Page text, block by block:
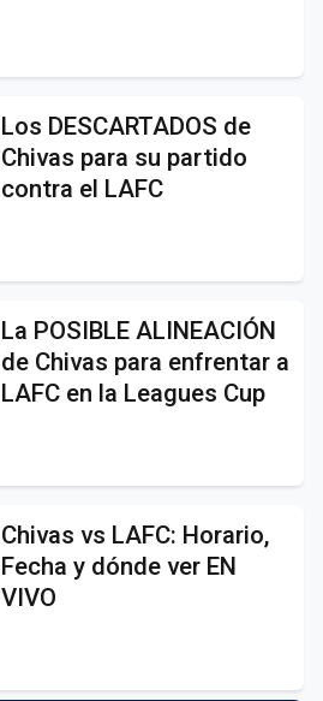
Los DESCARTADOS de
Chivas para su partido
contra el LAFC
La POSIBLE ALINEACIÓN
de Chivas para enfrentar a
LAFC en la Leagues Cup
Chivas vs LAFC: Horario,
Fecha y dónde ver EN
VIVO